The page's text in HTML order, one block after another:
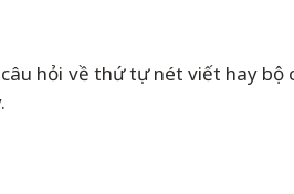
hỏi về thứ tự nét viết hay bộ